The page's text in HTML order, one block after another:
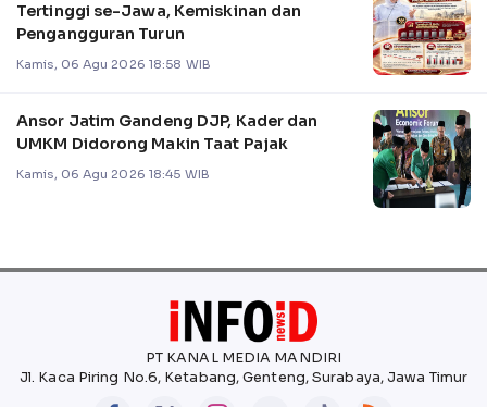
Tertinggi se-Jawa, Kemiskinan dan
Pengangguran Turun
Kamis, 06 Agu 2026 18:58 WIB
Ansor Jatim Gandeng DJP, Kader dan
UMKM Didorong Makin Taat Pajak
Kamis, 06 Agu 2026 18:45 WIB
PT KANAL MEDIA MANDIRI
Jl. Kaca Piring No.6, Ketabang, Genteng, Surabaya, Jawa Timur